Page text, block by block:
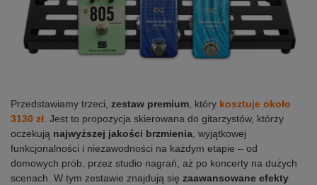
Przedstawiamy trzeci, zestaw premium, który kosztuje około
3130 zł. Jest to propozycja skierowana do gitarzystów, którzy
oczekują najwyższej jakości brzmienia, wyjątkowej
funkcjonalności i niezawodności na każdym etapie – od
domowych prób, przez studio nagrań, aż po koncerty na dużych
scenach. W tym zestawie znajdują się zaawansowane efekty